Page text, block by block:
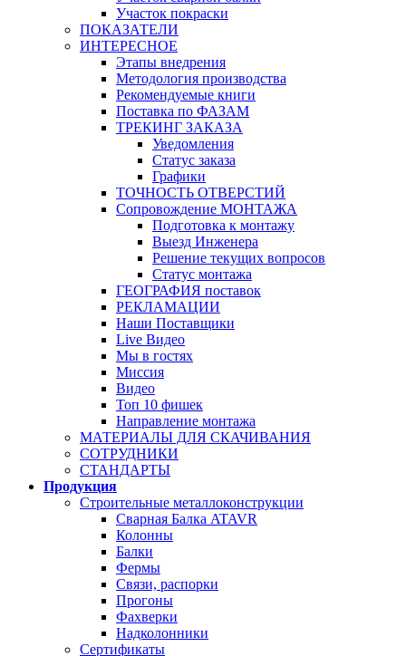
Участок покраски
ПОКАЗАТЕЛИ
ИНТЕРЕСНОЕ
Этапы внедрения
Методология производства
Рекомендуемые книги
Поставка по ФАЗАМ
ТРЕКИНГ ЗАКАЗА
Уведомления
Статус заказа
Графики
ТОЧНОСТЬ ОТВЕРСТИЙ
Сопровождение МОНТАЖА
Подготовка к монтажу
Выезд Инженера
Решение текущих вопросов
Статус монтажа
ГЕОГРАФИЯ поставок
РЕКЛАМАЦИИ
Наши Поставщики
Live Видео
Мы в гостях
Миссия
Видео
Топ 10 фишек
Направление монтажа
МАТЕРИАЛЫ ДЛЯ СКАЧИВАНИЯ
СОТРУДНИКИ
СТАНДАРТЫ
Продукция
Строительные металлоконструкции
Сварная Балка ATAVR
Колонны
Балки
Фермы
Связи, распорки
Прогоны
Фахверки
Надколонники
Сертификаты